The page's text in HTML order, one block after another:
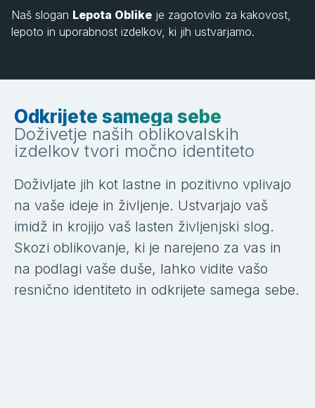
Naš slogan Lepota Oblike je zagotovilo za kakovost,
lepoto in uporabnost izdelkov, ki jih ustvarjamo.
Odkrijete samega sebe
Doživetje naših oblikovalskih
izdelkov tvori močno identiteto
Doživljate jih kot lastne in pozitivno vplivajo
na vaše ideje in življenje. Ustvarjajo vaš
imidž in krojijo vaš lasten življenjski slog.
Skozi oblikovanje, ki je narejeno za vas in
na podlagi vaše duše, lahko vidite vašo
resnično identiteto in odkrijete samega sebe.